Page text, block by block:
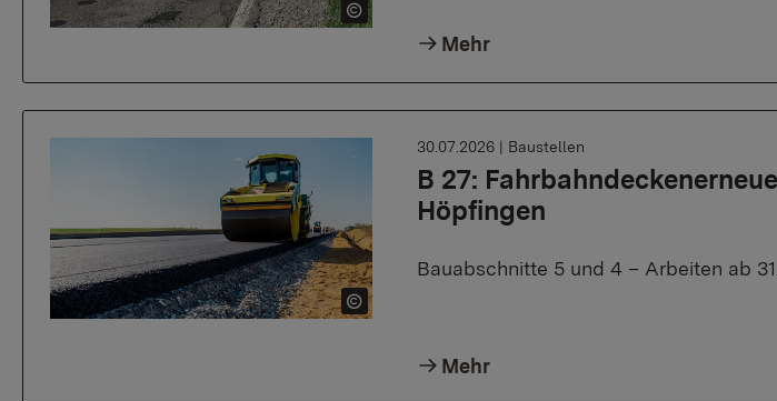
Mehr
B 27:
Höpfingen
30.07.2026 | Baustellen
Bauabschnitte 5 und 4 – Arbeiten ab
Mehr